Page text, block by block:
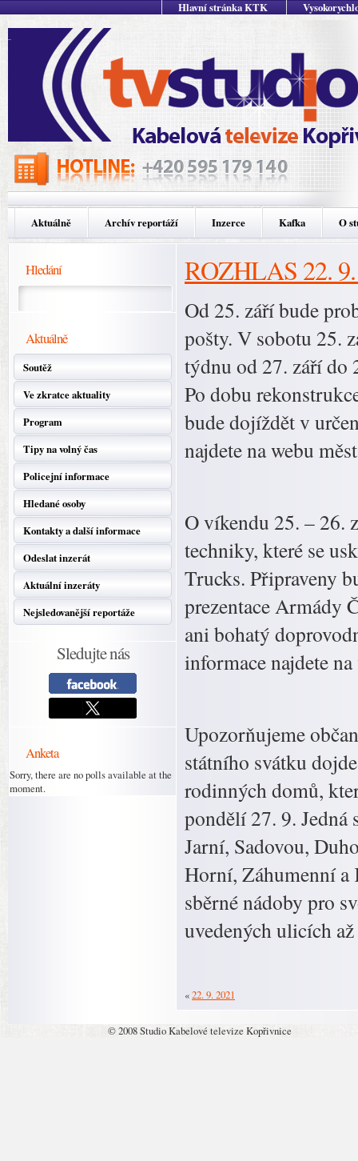
Hlavní stránka KTK
Aktuálně Archív reportáží Inzerce Kafka O
Hledání
Aktuálně
Soutěž
Ve zkratce aktuality
Program
Tipy na volný čas
Policejní informace
Hledané osoby
Kontakty a další informace
Odeslat inzerát
Aktuální inzeráty
Nejsledovanější reportáže
Sledujte nás
Anketa
Sorry, there are no polls available at the
moment.
ROZHLAS 22.
Od 25. září bude
pošty. V sobotu 25.
týdnu od 27. září do
Po dobu
bude dojíždět v
najdete na webu
O víkendu 25. – 26.
techniky, které se
Trucks. Připraveny
prezentace Armády
ani bohatý
informace najdete
Upozorňujeme
státního svátku
rodinných domů,
pondělí 27. 9. Jedná
Jarní, Sadovou,
Horní, Záhumenní a
sběrné nádoby pro
uvedených ulicích
«22. 9. 2021
© 2008 Studio Kabelové televize Kopřivnice